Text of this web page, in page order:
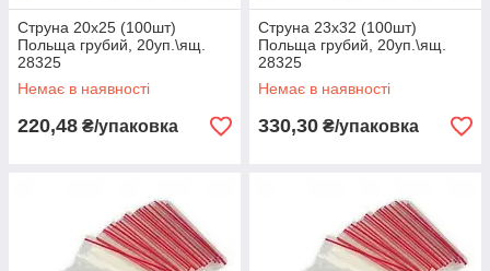
Струна 20х25 (100шт)
Польща грубий, 20уп.\ящ.
28325
Немає в наявності
220,48 ₴/упаковка
Струна 23х32 (100шт)
Польща грубий, 20уп.\ящ.
28325
Немає в наявності
330,30 ₴/упаковка